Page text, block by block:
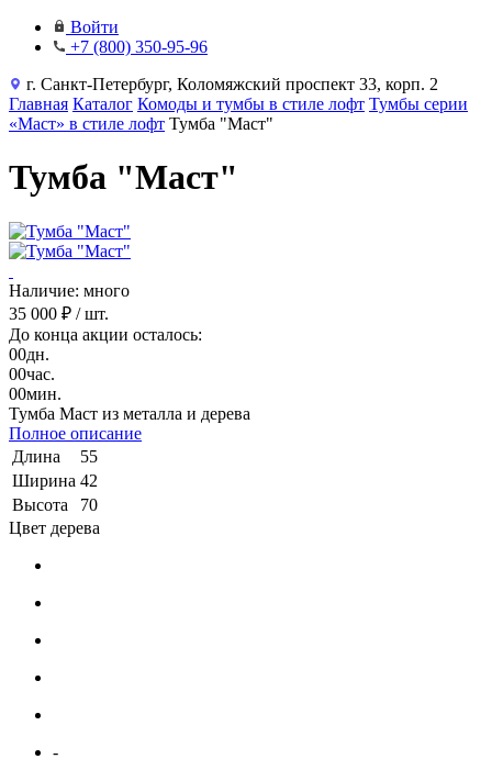
Войти
+7 (800) 350-95-96
г. Санкт-Петербург, Коломяжский проспект 33, корп. 2
Главная Каталог Комоды и тумбы в стиле лофт Тумбы серии
«Маст» в стиле лофт Тумба "Маст"
Тумба "Маст"
Наличие: много
35 000 ₽ / шт.
До конца акции осталось:
00дн.
00час.
00мин.
Тумба Маст из металла и дерева
Полное описание
Длина
55
Ширина 42
Высота
70
Цвет дерева
-